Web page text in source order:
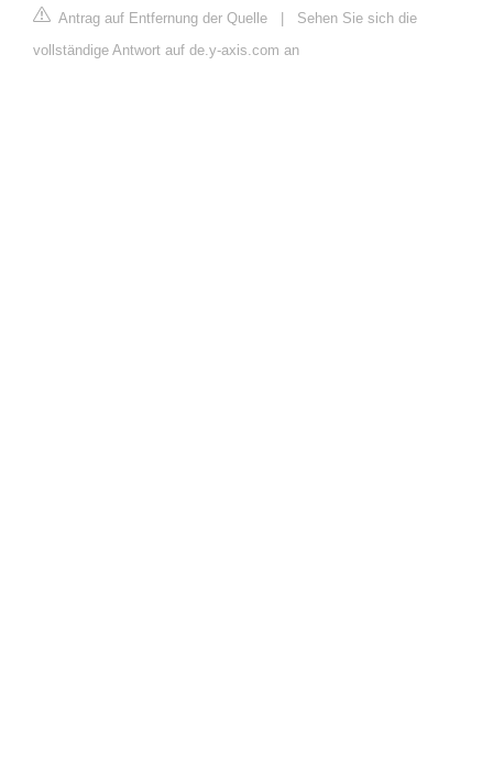
Antrag auf Entfernung der Quelle | Sehen Sie sich die
vollständige Antwort auf de.y-axis.com an